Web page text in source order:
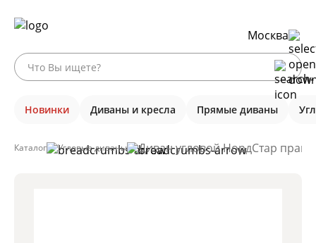
Москва
Новинки Диваны и кресла Прямые диваны
Каталог Угловые диваны Диван угловой НордСтар